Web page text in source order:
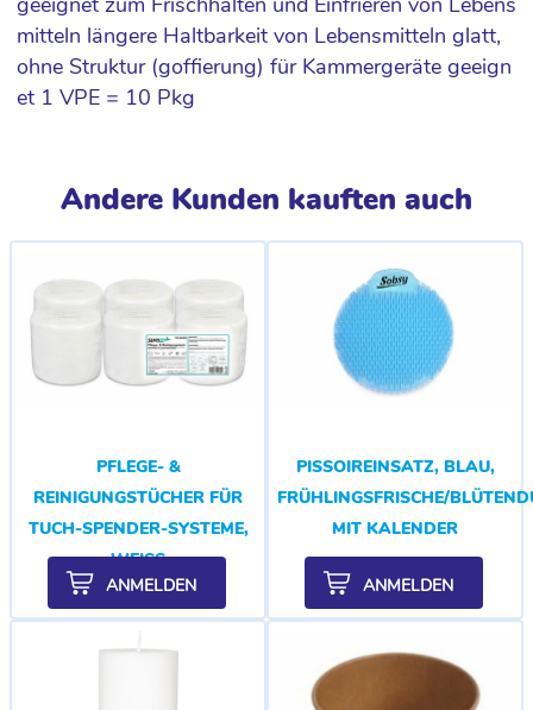
mitteln längere Haltbarkeit von Lebensmitteln glatt,
ohne Struktur (goffierung) für Kammergeräte geeign
et 1 VPE = 10 Pkg
Andere Kunden kauften auch
PFLEGE- &
REINIGUNGSTÜCHER FÜR
TUCH-SPENDER-SYSTEME,
WEISS
ANMELDEN
PISSOIREINSATZ, BLAU,
FRÜHLINGSFRISCHE/
MIT KALENDER
ANMELDEN